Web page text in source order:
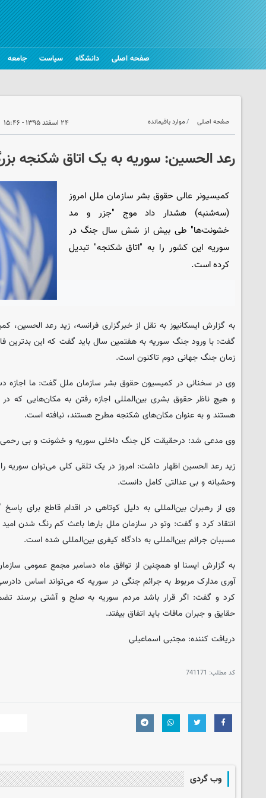
صفحه اصلی دانشگاه سیاست جامعه
صفحه اصلی موارد باقیمانده ۲۴ اسفند ۱۳۹۵ - ۱۵:۴۶
رعد الحسین: سوریه به یک اتاق شکنجه
کمیسیونر عالی حقوق بشر سازمان ملل امروز
(سه‌شنبه) هشدار داد موج "جزر و مد
خشونت‌ها" طی بیش از شش سال جنگ در
سوریه این کشور را به "اتاق شکنجه" تبدیل
کرده است.
به گزارش ایسکانیوز به نقل از خبرگزاری فرانسه، زید رعد الحسین،‌
گفت: با ورود جنگ سوریه به هفتمین سال باید گفت که این بدترین
زمان جنگ جهانی دوم تاکنون است.
وی در سخنانی در کمیسیون حقوق بشر سازمان ملل گفت: ما اجازه
و هیچ ناظر حقوق بشری بین‌المللی اجازه رفتن به مکان‌هایی که در
هستند و به عنوان مکان‌های شکنجه مطرح هستند، نیافته است.
وی مدعی شد: درحقیقت کل جنگ داخلی سوریه و خشونت و بی رحمی
زید رعد الحسین اظهار داشت: امروز در یک تلقی کلی می‌توان سوریه
وحشیانه و بی عدالتی کامل دانست.
وی از رهبران بین‌المللی به دلیل کوتاهی در اقدام قاطع برای
انتقاد کرد و گفت: وتو در سازمان ملل بارها باعث کم رنگ شدن امید
مسببان جرائم بین‌المللی به دادگاه کیفری بین‌المللی شده است.
به گزارش ایسنا او همچنین از توافق ماه دسامبر مجمع عمومی
آوری مدارک مربوط به جرائم جنگی در سوریه که می‌تواند اساس
کرد و گفت:‌ اگر قرار باشد مردم سوریه به صلح و آشتی برسند
حقایق و جبران مافات باید اتفاق بیفتد.
دریافت کننده: مجتبی اسماعیلی
کد مطلب: 741171
وب گردی